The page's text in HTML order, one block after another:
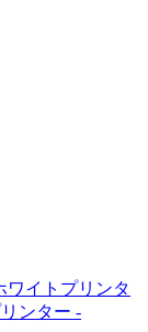
ワイトプリンタ
ンター -